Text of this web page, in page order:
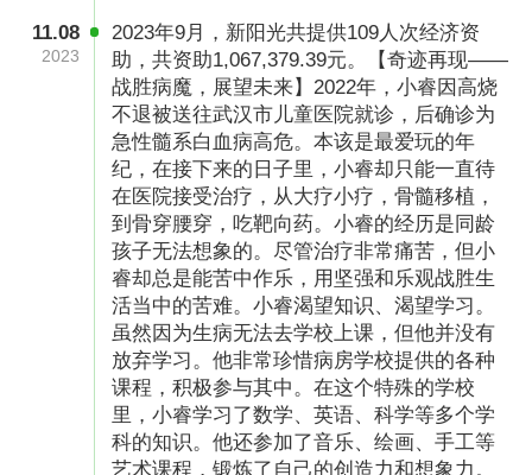
11.08
2023
2023年9月，新阳光共提供109人次经济资
助，共资助1,067,379.39元。【奇迹再现——
战胜病魔，展望未来】2022年，小睿因高烧
不退被送往武汉市儿童医院就诊，后确诊为
急性髓系白血病高危。本该是最爱玩的年
纪，在接下来的日子里，小睿却只能一直待
在医院接受治疗，从大疗小疗，骨髓移植，
到骨穿腰穿，吃靶向药。小睿的经历是同龄
孩子无法想象的。尽管治疗非常痛苦，但小
睿却总是能苦中作乐，用坚强和乐观战胜生
活当中的苦难。小睿渴望知识、渴望学习。
虽然因为生病无法去学校上课，但他并没有
放弃学习。他非常珍惜病房学校提供的各种
课程，积极参与其中。在这个特殊的学校
里，小睿学习了数学、英语、科学等多个学
科的知识。他还参加了音乐、绘画、手工等
艺术课程，锻炼了自己的创造力和想象力。